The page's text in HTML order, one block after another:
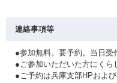
連絡事項等
●参加無料。要予約。当日受
●ご参加いただいた方にくら
●ご予約は兵庫支部HPおよ